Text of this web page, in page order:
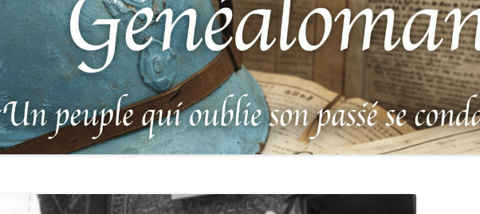
RECHERCHER UN RÉSISTANT
RECHERCHER UN PRISONNIER DE
GUERRE
RECHERCHER UNE VICTIME DES
PERSÉCUTIONS NAZIS
RECHERCHER UN SOLDAT
RECHERCHER UN SOLDAT
BASE DE RECHERCHE DES
TABLEAUX D’HONNEUR DE
L’ILLUSTRATION, VÉRITABLE LIVRE
D’OR, RÉUNISSANT LES PORTRAITS
DES PLUS HÉROÏQUES SOLDATS
DE 1914-1918
BASE DES DISPARUS DU JOURNAL
PHARE DE LA LOIRE – « HOMMAGE
IDENTIFIER UNE MÉDAILLE OU
DÉCORATION
LEXIQUE DES ABRÉVIATIONS
MILITAIRES
CATALOGUES DES OBLITÉRATIONS
MILITAIRES FRANÇAISES 1914-1918
LES SOLDATS
N°65 – LE CLION-
LE CLION-SUR-MER :
AUX MORTS VIRTUEL
FRANCO-ALLEMANDE
1871